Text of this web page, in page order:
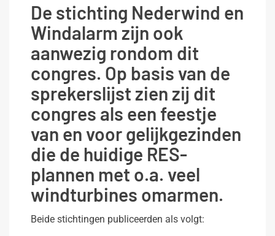
De stichting Nederwind en
Windalarm zijn ook
aanwezig rondom dit
congres. Op basis van de
sprekerslijst zien zij dit
congres als een feestje
van en voor gelijkgezinden
die de huidige RES-
plannen met o.a. veel
windturbines omarmen.
Beide stichtingen publiceerden als volgt: